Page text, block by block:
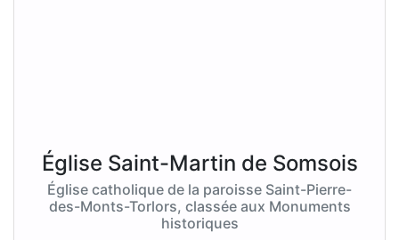
Église Saint-Martin de Somsois
Église catholique de la paroisse Saint-Pierre-
des-Monts-Torlors, classée aux Monuments
historiques